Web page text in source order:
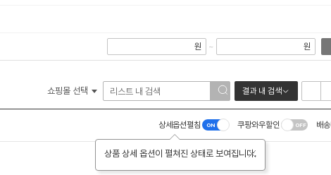
원 ~ 원
쇼핑몰 선택 결과 내 검색
상세옵션펼침
상품 상세 옵션이 펼쳐진 상태로 보여집니다.
쿠팡와우할인 배